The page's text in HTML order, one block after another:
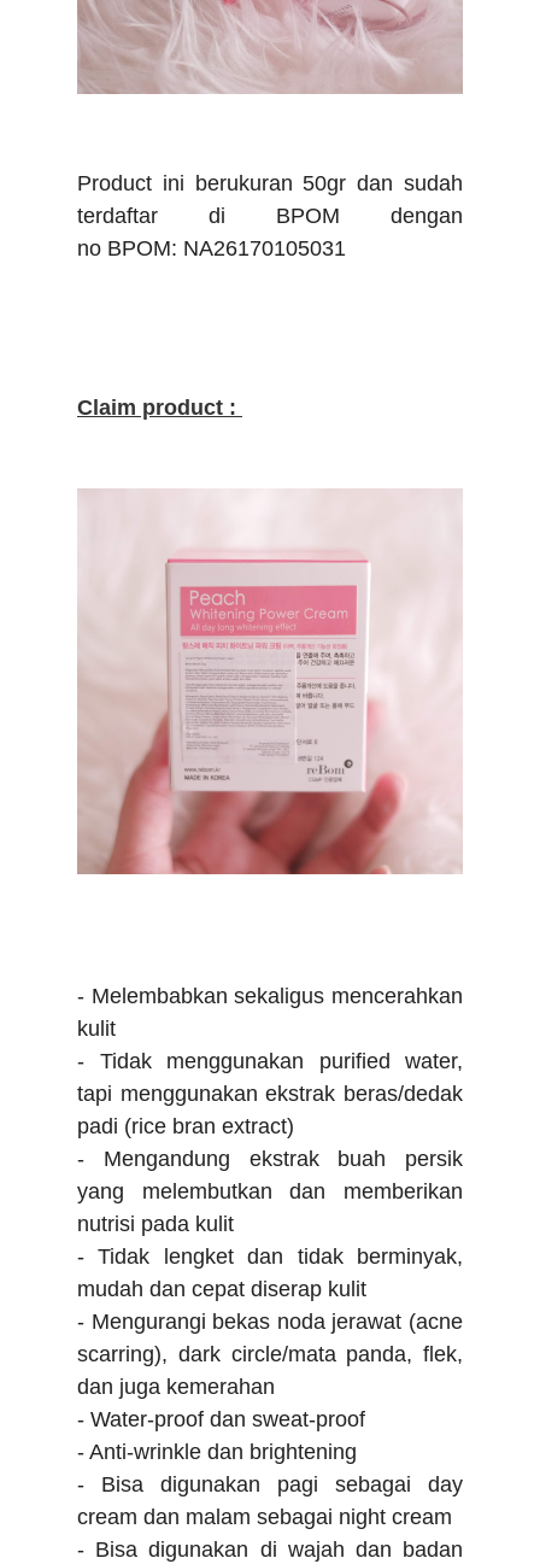
Product ini berukuran 50gr dan sudah
terdaftar di BPOM dengan
no BPOM: NA26170105031
Claim product :
- Melembabkan sekaligus mencerahkan
kulit
- Tidak menggunakan purified water,
tapi menggunakan ekstrak beras/dedak
padi (rice bran extract)
- Mengandung ekstrak buah persik
yang melembutkan dan memberikan
nutrisi pada kulit
- Tidak lengket dan tidak berminyak,
mudah dan cepat diserap kulit
- Mengurangi bekas noda jerawat (acne
scarring), dark circle/mata panda, flek,
dan juga kemerahan
- Water-proof dan sweat-proof
- Anti-wrinkle dan brightening
- Bisa digunakan pagi sebagai day
cream dan malam sebagai night cream
- Bisa digunakan di wajah dan badan